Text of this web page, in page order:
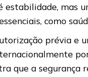
mas
como
prévia e
que a segurança